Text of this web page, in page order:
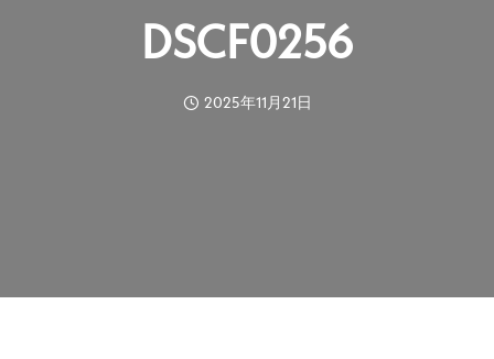
DSCF0256
2025年11月21日